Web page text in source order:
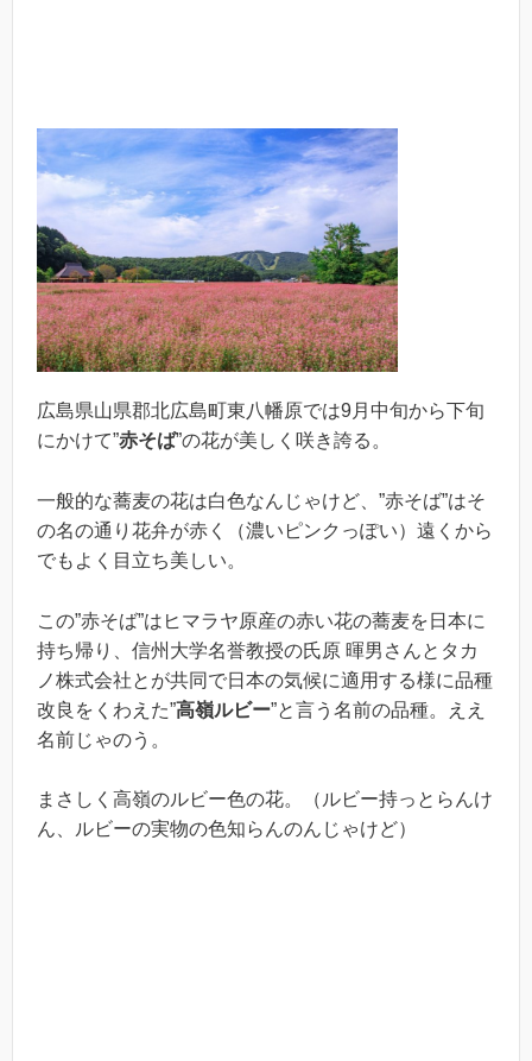
広島県山県郡北広島町東八幡原では9月中旬から下旬
にかけて”赤そば”の花が美しく咲き誇る。
一般的な蕎麦の花は白色なんじゃけど、”赤そば”はそ
の名の通り花弁が赤く（濃いピンクっぽい）遠くから
でもよく目立ち美しい。
この”赤そば”はヒマラヤ原産の赤い花の蕎麦を日本に
持ち帰り、信州大学名誉教授の氏原 暉男さんとタカ
ノ株式会社とが共同で日本の気候に適用する様に品種
改良をくわえた”高嶺ルビー”と言う名前の品種。ええ
名前じゃのう。
まさしく高嶺のルビー色の花。（ルビー持っとらんけ
ん、ルビーの実物の色知らんのんじゃけど）